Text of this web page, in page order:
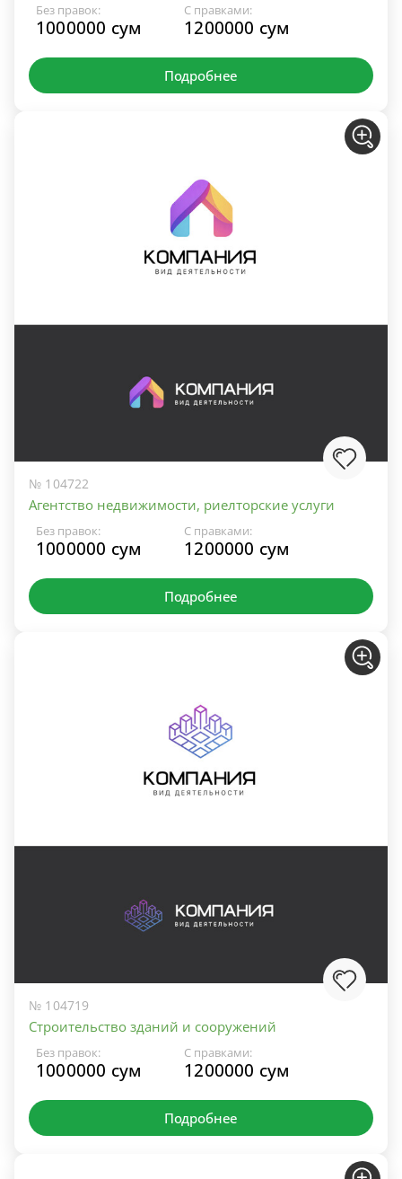
Без правок:
1000000 сум
С правками:
1200000 сум
Подробнее
№ 104722
Агентство недвижимости, риелторские услуги
Без правок:
1000000 сум
С правками:
1200000 сум
Подробнее
№ 104719
Строительство зданий и сооружений
Без правок:
1000000 сум
С правками:
1200000 сум
Подробнее